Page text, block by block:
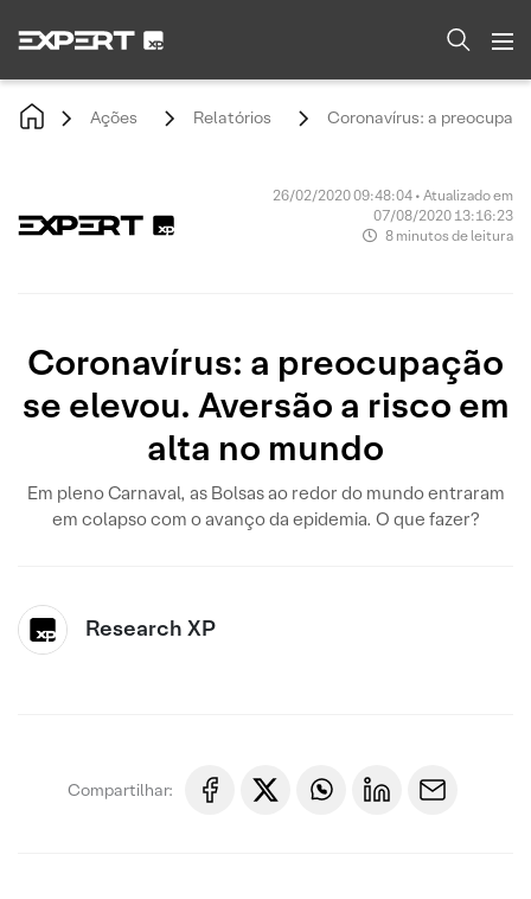
Ações Relatórios Coronavírus: a
26/02/2020 09:48:04 • Atualizado em
07/08/2020 13:16:23
8 minutos de leitura
Coronavírus: a preocupação
se elevou. Aversão a risco em
alta no mundo
Em pleno Carnaval, as Bolsas ao redor do mundo entraram
em colapso com o avanço da epidemia. O que fazer?
Research XP
Compartilhar: